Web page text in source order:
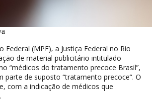
(MPF), a Justiça Federal no Rio
de material publicitário intitulado
“médicos do tratamento precoce Brasil”,
de suposto “tratamento precoce”. O
com a indicação de médicos que